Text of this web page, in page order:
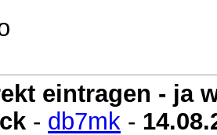
eintragen - ja
- db7mk -